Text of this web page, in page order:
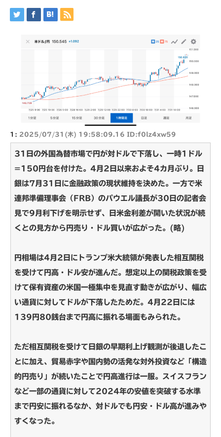
1: 2025/07/31(木) 19:58:09.16 ID:f0lz4xw59
31日の外国為替市場で円が対ドルで下落し、一時1ドル
=150円台を付けた。4月2日以来およそ4カ月ぶり。日
銀は7月31日に金融政策の現状維持を決めた。一方で米
連邦準備理事会（FRB）のパウエル議長が30日の記者会
見で9月利下げを明示せず、日米金利差が開いた状況が続
くとの見方から円売り・ドル買いが広がった。(略)
円相場は4月2日にトランプ米大統領が発表した相互関税
を受けて円高・ドル安が進んだ。想定以上の関税政策を受
けて保有資産の米国一極集中を見直す動きが広がり、幅広
い通貨に対してドルが下落したためだ。4月22日には
139円80銭台まで円高に振れる場面もみられた。
ただ相互関税を受けて日銀の早期利上げ観測が後退したこ
とに加え、貿易赤字や国内勢の活発な対外投資など「構造
的円売り」が続いたことで円高進行は一服。スイスフラン
など一部の通貨に対して2024年の安値を突破する水準
まで円安に振れるなか、対ドルでも円安・ドル高が進みや
すくなった。